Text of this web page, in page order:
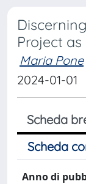
Project
Maria Pone
2024-01-01
Scheda
Scheda
Anno di